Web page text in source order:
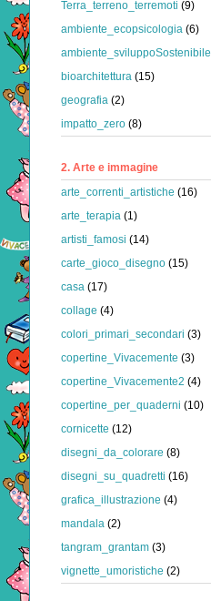
Terra_terreno_terremoti (9)
ambiente_ecopsicologia (6)
ambiente_sviluppoSostenibile
bioarchitettura (15)
geografia (2)
impatto_zero (8)
2. Arte e immagine
arte_correnti_artistiche (16)
arte_terapia (1)
artisti_famosi (14)
carte_gioco_disegno (15)
casa (17)
collage (4)
colori_primari_secondari (3)
copertine_Vivacemente (3)
copertine_Vivacemente2 (4)
copertine_per_quaderni (10)
cornicette (12)
disegni_da_colorare (8)
disegni_su_quadretti (16)
grafica_illustrazione (4)
mandala (2)
tangram_grantam (3)
vignette_umoristiche (2)